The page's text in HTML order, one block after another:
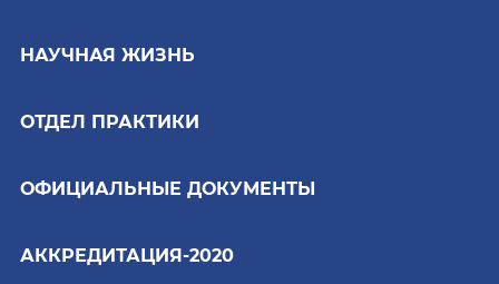
НАУЧНАЯ ЖИЗНЬ
ОТДЕЛ ПРАКТИКИ
ОФИЦИАЛЬНЫЕ ДОКУМЕНТЫ
АККРЕДИТАЦИЯ-2020